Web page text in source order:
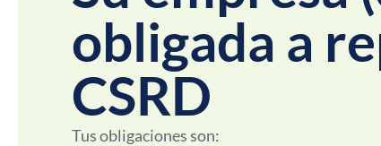
obligada a
CSRD
Tus obligaciones son: